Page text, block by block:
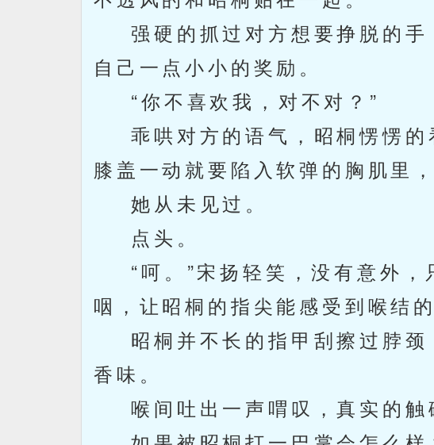
强硬的抓过对方想要挣脱的手
自己一点小小的奖励。
“你不喜欢我，对不对？”
乖哄对方的语气，昭桐愣愣的
膝盖一动就要陷入软弹的胸肌里
她从未见过。
点头。
“呵。”宋扬轻笑，没有意外，
咽，让昭桐的指尖能感受到喉结的
昭桐并不长的指甲刮擦过脖颈
香味。
喉间吐出一声喟叹，真实的触